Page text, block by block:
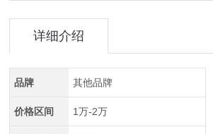
详细介绍
品牌 其他品牌
价格区间 1万-2万